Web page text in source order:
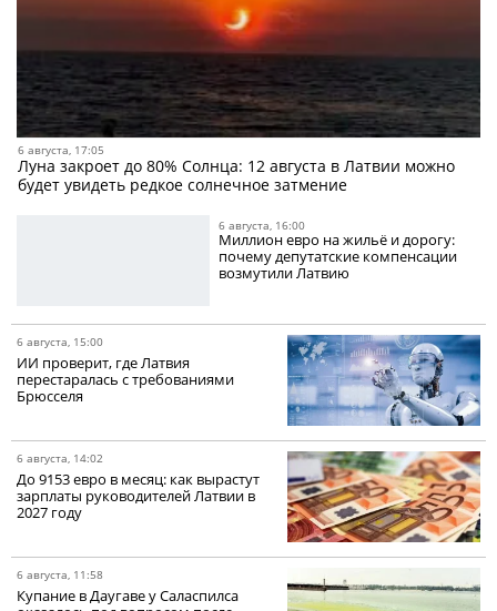
6 августа, 17:05
Луна закроет до 80% Солнца: 12 августа в Латвии можно
будет увидеть редкое солнечное затмение
6 августа, 16:00
Миллион евро на жильё и дорогу:
почему депутатские компенсации
возмутили Латвию
6 августа, 15:00
ИИ проверит, где Латвия
перестаралась с требованиями
Брюсселя
6 августа, 14:02
До 9153 евро в месяц: как вырастут
зарплаты руководителей Латвии в
2027 году
6 августа, 11:58
Купание в Даугаве у Саласпилса